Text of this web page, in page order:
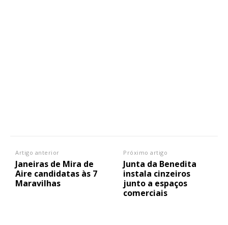
Artigo anterior
Janeiras de Mira de
Aire candidatas às 7
Maravilhas
Próximo artigo
Junta da Benedita
instala cinzeiros
junto a espaços
comerciais